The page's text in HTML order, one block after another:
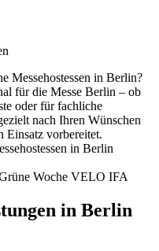
Messehostessen in Berlin?
für die Messe Berlin – ob
oder für fachliche
nach Ihren Wünschen
Einsatz vorbereitet.
in Berlin
Woche VELO IFA
in Berlin